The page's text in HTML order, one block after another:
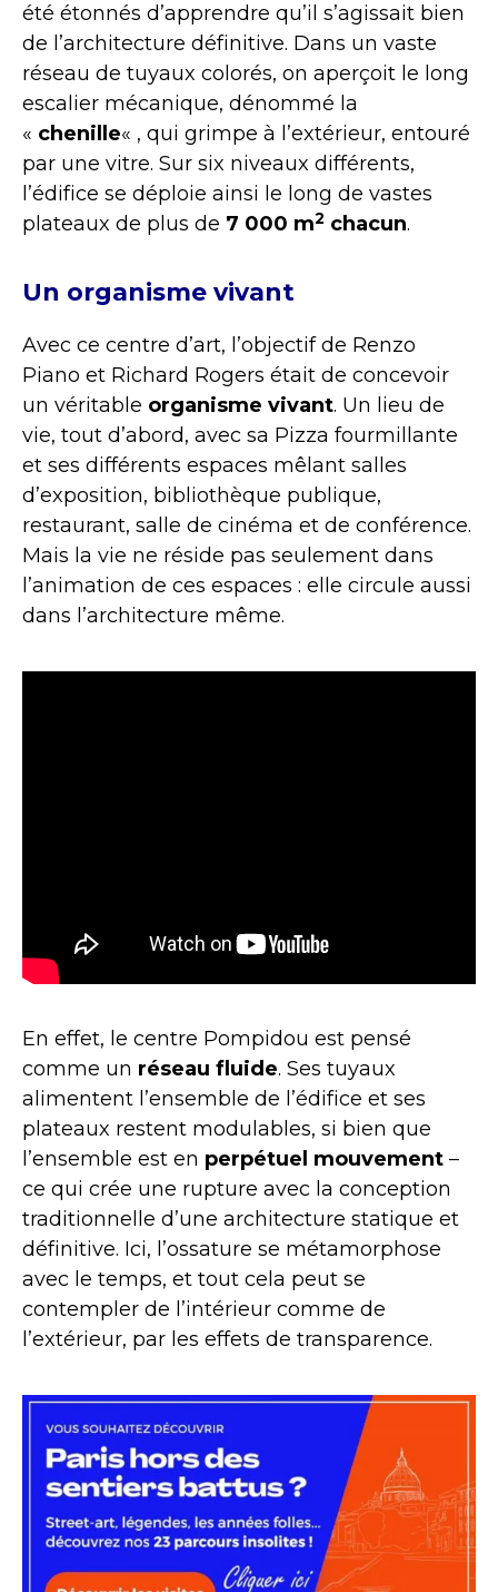
été étonnés d’apprendre qu’il s’agissait bien
de l’architecture définitive. Dans un vaste
réseau de tuyaux colorés, on aperçoit le long
escalier mécanique, dénommé la
« chenille« , qui grimpe à l’extérieur, entouré
par une vitre. Sur six niveaux différents,
l’édifice se déploie ainsi le long de vastes
plateaux de plus de 7 000 m2 chacun.
Un organisme vivant
Avec ce centre d’art, l’objectif de Renzo
Piano et Richard Rogers était de concevoir
un véritable organisme vivant. Un lieu de
vie, tout d’abord, avec sa Pizza fourmillante
et ses différents espaces mêlant salles
d’exposition, bibliothèque publique,
restaurant, salle de cinéma et de conférence.
Mais la vie ne réside pas seulement dans
l’animation de ces espaces : elle circule aussi
dans l’architecture même.
En effet, le centre Pompidou est pensé
comme un réseau fluide. Ses tuyaux
alimentent l’ensemble de l’édifice et ses
plateaux restent modulables, si bien que
l’ensemble est en perpétuel mouvement –
ce qui crée une rupture avec la conception
traditionnelle d’une architecture statique et
définitive. Ici, l’ossature se métamorphose
avec le temps, et tout cela peut se
contempler de l’intérieur comme de
l’extérieur, par les effets de transparence.